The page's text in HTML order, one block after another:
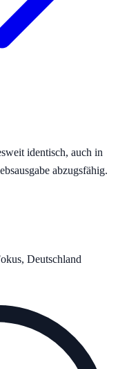
identisch, auch in
abzugsfähig.
Deutschland